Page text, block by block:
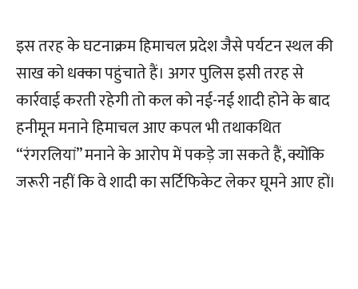
इस तरह के घटनाक्रम हिमाचल प्रदेश जैसे पर्यटन स्थल की
साख को धक्का पहुंचाते हैं। अगर पुलिस इसी तरह से
कार्रवाई करती रहेगी तो कल को नई-नई शादी होने के बाद
हनीमून मनाने हिमाचल आए कपल भी तथाकथित
“रंगरलियां” मनाने के आरोप में पकड़े जा सकते हैं, क्योंकि
जरूरी नहीं कि वे शादी का सर्टिफिकेट लेकर घूमने आए हों।